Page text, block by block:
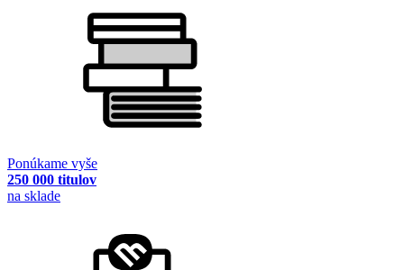
Ponúkame vyše
250 000 titulov
na sklade